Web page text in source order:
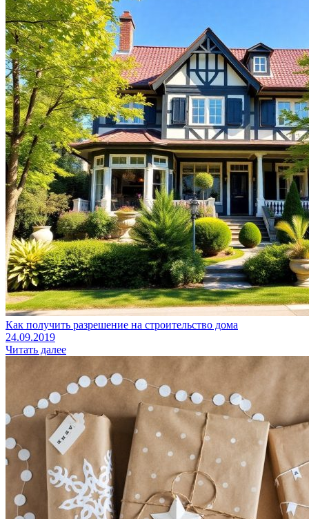
Как получить разрешение на строительство дома
24.09.2019
Читать далее